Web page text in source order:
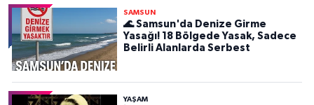
SAMSUN
🌊 Samsun'da Denize Girme
Yasağı! 18 Bölgede Yasak, Sadece
Belirli Alanlarda Serbest
YAŞAM